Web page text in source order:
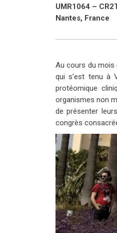
UMR1064 –
Nantes, France
Au cours du mois
qui s’est tenu à
protéomique
organismes non
de présenter
congrès